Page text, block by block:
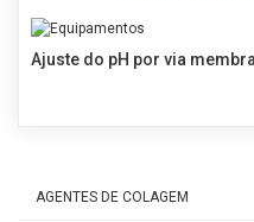
Ajuste do pH por via
AGENTES DE COLAGEM